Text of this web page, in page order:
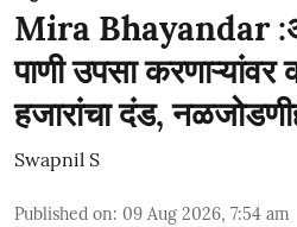
Mira Bhayandar
पाणी उपसा करणाऱ्यांवर
हजारांचा दंड,
Swapnil S
Published on: 09 Aug 2026, 7:54 am